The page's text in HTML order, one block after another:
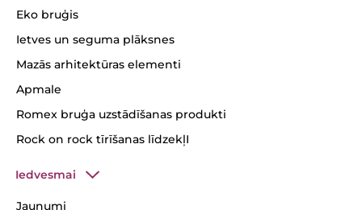
Eko bruģis
Ietves un seguma plāksnes
Mazās arhitektūras elementi
Apmale
Romex bruģa uzstādīšanas produkti
Rock on rock tīrīšanas līdzekļI
Iedvesmai
Jaunumi